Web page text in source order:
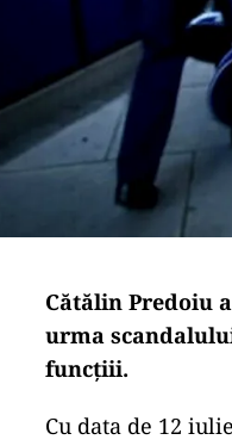
Cătălin Predoiu
urma
funcțiii.
Cu data de 12